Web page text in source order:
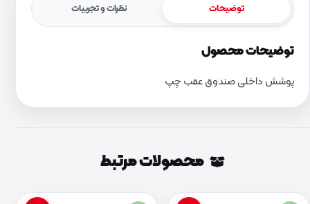
توضیحات نظرات و تجربیات
توضیحات محصول
پوشش داخلی صندوق عقب چپ
محصولات مرتبط